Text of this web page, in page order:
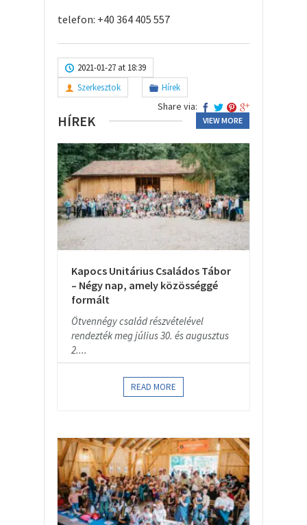
telefon: +40 364 405 557
2021-01-27 at 18:39
Szerkesztok
Hírek
Share via:
HÍREK VIEW MORE
Kapocs Unitárius Családos Tábor
– Négy nap, amely közösséggé
formált
Ötvennégy család részvételével
rendezték meg július 30. és augusztus
2....
READ MORE